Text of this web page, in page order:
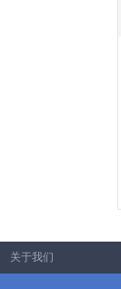
关于我们